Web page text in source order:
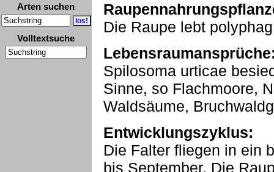
Arten suchen
Volltextsuche
Die Raupe lebt
Spilosoma urticae
Sinne, so Flachmoore,
Waldsäume,
Entwicklungszyklus:
Die Falter fliegen in ein
bis September. Die